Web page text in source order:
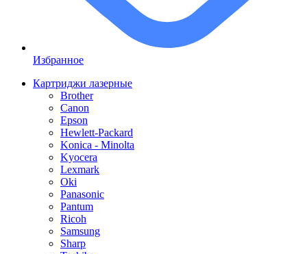
Избранное
Картриджи лазерные
Brother
Canon
Epson
Hewlett-Packard
Konica - Minolta
Kyocera
Lexmark
Oki
Panasonic
Pantum
Ricoh
Samsung
Sharp